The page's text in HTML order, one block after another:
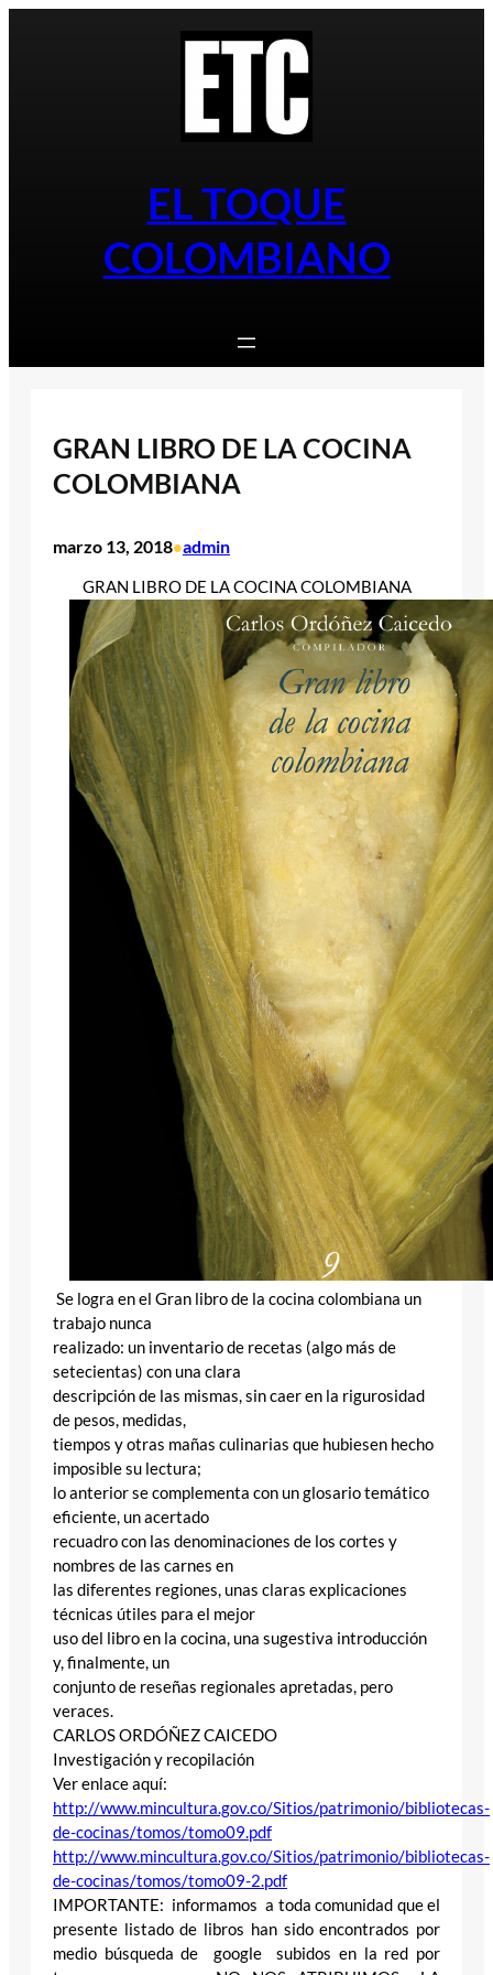
EL TOQUE
COLOMBIANO
GRAN LIBRO DE LA COCINA
COLOMBIANA
marzo 13, 2018•admin
GRAN LIBRO DE LA COCINA COLOMBIANA
Se logra en el Gran libro de la cocina colombiana un
trabajo nunca
realizado: un inventario de recetas (algo más de
setecientas) con una clara
descripción de las mismas, sin caer en la rigurosidad
de pesos, medidas,
tiempos y otras mañas culinarias que hubiesen hecho
imposible su lectura;
lo anterior se complementa con un glosario temático
eficiente, un acertado
recuadro con las denominaciones de los cortes y
nombres de las carnes en
las diferentes regiones, unas claras explicaciones
técnicas útiles para el mejor
uso del libro en la cocina, una sugestiva introducción
y, finalmente, un
conjunto de reseñas regionales apretadas, pero
veraces.
CARLOS ORDÓÑEZ CAICEDO
Investigación y recopilación
Ver enlace aquí:
http://www.mincultura.gov.co/Sitios/patrimonio/bibliotecas-
de-cocinas/tomos/tomo09.pdf
http://www.mincultura.gov.co/Sitios/patrimonio/bibliotecas-
de-cocinas/tomos/tomo09-2.pdf
IMPORTANTE: informamos a toda comunidad que el
presente listado de libros han sido encontrados por
medio búsqueda de google subidos en la red por